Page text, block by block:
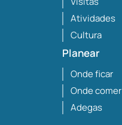
Atividades
Cultura
Planear
Onde ficar
Onde comer
Adegas